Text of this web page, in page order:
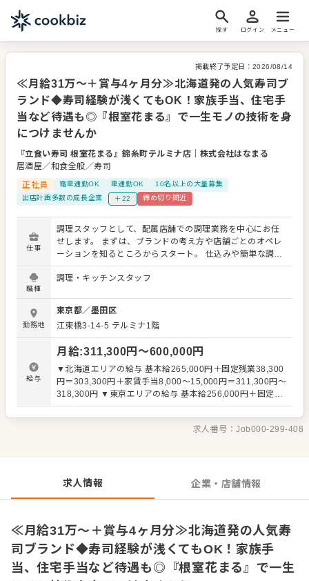
探す ログイン メニュー
掲載終了予定日： 2026/08/14
≪月給31万～＋賞与4ヶ月分≫北海道発の人気寿司ブ
ランド◆寿司経験が浅くてもOK！家族手当、住宅手
当など待遇も◎『根室花まる』で一生モノの技術を身
につけませんか
『立食い寿司 根室花まる』錦糸町テルミナ店
株式会社はなまる
居酒屋／和食全般／寿司
正社員
電車通勤OK 車通勤OK
10名以上の大量募集
出店計画多数の成長企業
＋22 締め切り間近
仕事
調理スタッフとして、配属店舗での調理業務を中心にお任
せします。 まずは、ブランドの考え方や店舗ごとのオペレ
ーションを知るところからスタート。 仕込みや簡単な調
理、商品提供、接客補助など、できることから少しずつ現
場に慣れていただきます。 寿司業界での経験年数は問いま
いくのでご安心ください。飲食業界での正社員経験がある
方は、これまでの経験を活かしながら、魚や寿司の知識・
技術を身につけていけます。 包丁の扱い方や魚の見極め
方、シャリやネタの扱いなども、経験に応じて段階的に学
べます。 ＜具体的な仕事内容＞ ・仕込み、食材の準備 ・握
り、盛り付けなどの調理業務 ・商品提供、接客補助 ・食材
管理、在庫確認 ・衛生管理、清掃 ・発注補助 ・店舗オペ
レーションのサポート など 株式会社はなまるが大切にして
間とともに届けること。回転寿司、町のすし家、立食い寿
司、一夜干しと海鮮丼業態など、配属先によって扱う商品
迎します。 まずは現場を楽しみながら、“はなまる”らしい
おいしさを一緒に届けていきませんか？
職種
調理・キッチンスタッフ
勤務地
東京都／墨田区
江東橋3-14-5 テルミナ1階
給与
月給:311,300円〜600,000円
▼北海道エリアの給与 基本給265,000円＋固定残業38,300
円＝303,300円＋家賃手当8,000～15,000円＝311,300円～
318,300円 ▼東京エリアの給与 基本給256,000円＋固定残
業41,340円＋地域手当30,000円＝327,340円＋家賃手当
8,000～35,000円＝335,340円～362,340円 ※寿司業界で
の経験をお持ちの場合、前職と同額でのスタートが基本で
～850万円
求人番号：Job000-299-408
求人情報 企業・店舗情報
≪月給31万～＋賞与4ヶ月分≫北海道発の人気寿
司ブランド◆寿司経験が浅くてもOK！家族手
当、住宅手当など待遇も◎『根室花まる』で一生